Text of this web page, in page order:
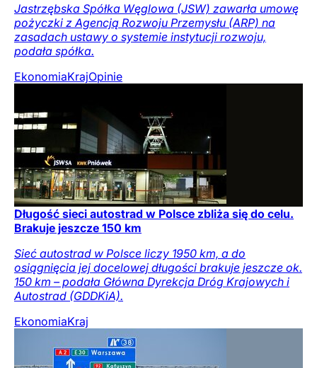
Jastrzębska Spółka Węglowa (JSW) zawarła umowę
pożyczki z Agencją Rozwoju Przemysłu (ARP) na
zasadach ustawy o systemie instytucji rozwoju,
podała spółka.
EkonomiaKrajOpinie
Długość sieci autostrad w Polsce zbliża się do celu.
Brakuje jeszcze 150 km
Sieć autostrad w Polsce liczy 1950 km, a do
osiągnięcia jej docelowej długości brakuje jeszcze ok.
150 km – podała Główna Dyrekcja Dróg Krajowych i
Autostrad (GDDKiA).
EkonomiaKraj